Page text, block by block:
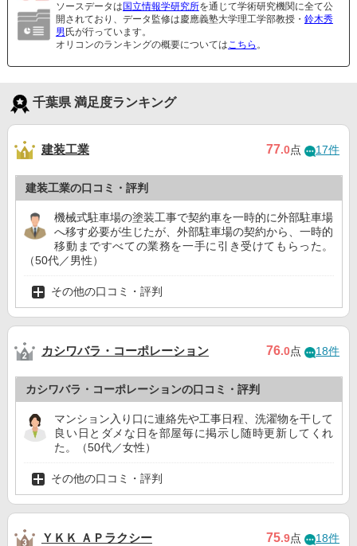
ソースデータは 国立情報学研究所を通じて学術研究機関に全て公
開されており、データ監修は慶應義塾大学理工学部教授・ 鈴木秀
男 氏が行っています。
オリコンのランキングの概要についてはこちら 。
千葉県 満足度ランキング
建装工業 77.0点 17件
建装工業の口コミ・評判
機械式駐車場の塗装工事で契約車を一時的に外部駐車場
へ移す必要が生じたが、外部駐車場の契約から、一時的
移動まですべての業務を一手に引き受けてもらった。
（50代／男性）
その他の口コミ・評判
カシワバラ・コーポレーション 76.0点 18件
カシワバラ・コーポレーションの口コミ・評判
マンション入り口に連絡先や工事日程、洗濯物を干して
良い日とダメな日を部屋毎に掲示し随時更新してくれ
た。（50代／女性）
その他の口コミ・評判
ＹＫＫ ＡＰラクシー 75.9点 18件